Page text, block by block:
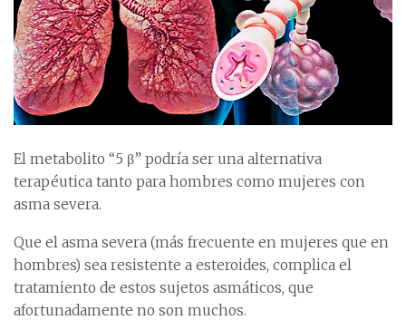
El metabolito “5 β” podría ser una alternativa
terapéutica tanto para hombres como mujeres con
asma severa.
Que el asma severa (más frecuente en mujeres que en
hombres) sea resistente a esteroides, complica el
tratamiento de estos sujetos asmáticos, que
afortunadamente no son muchos.